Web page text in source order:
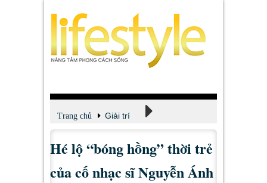
Trang chủ Giải trí
Xem - Nghe - Đọc
Hé lộ “bóng hồng” thời trẻ
của cố nhạc sĩ Nguyễn Ánh